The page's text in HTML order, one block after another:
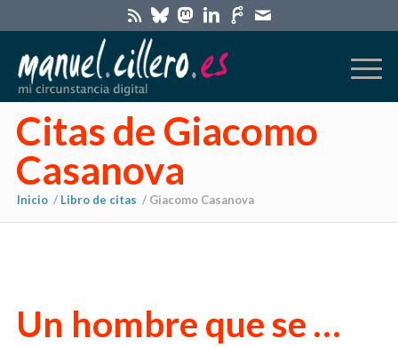
Citas de Giacomo
Casanova
Inicio / Libro de citas / Giacomo Casanova
Un hombre que se …